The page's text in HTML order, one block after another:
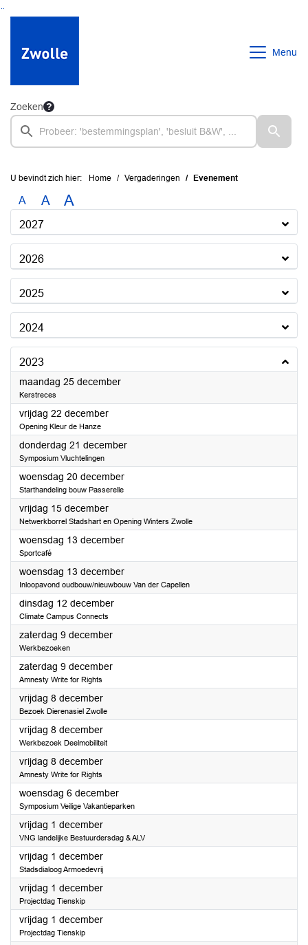
Ga naar de inhoud van deze pagina
Ga naar het zoeken
Ga naar het menu
Menu
Zoeken
U bevindt zich hier: Home Vergaderingen Evenement
A A A
2027
2026
2025
2024
2023
maandag 25 december2023
Kerstreces
vrijdag 22 december2023
Opening Kleur de Hanze
donderdag 21 december2023
Symposium Vluchtelingen
woensdag 20 december2023
Starthandeling bouw Passerelle
vrijdag 15 december2023
Netwerkborrel Stadshart en Opening Winters Zwolle
woensdag 13 december2023
Sportcafé
woensdag 13 december2023
Inloopavond oudbouw/nieuwbouw Van der Capellen
dinsdag 12 december2023
Climate Campus Connects
zaterdag 9 december2023
Werkbezoeken
zaterdag 9 december2023
Amnesty Write for Rights
vrijdag 8 december2023
Bezoek Dierenasiel Zwolle
vrijdag 8 december2023
Werkbezoek Deelmobiliteit
vrijdag 8 december2023
Amnesty Write for Rights
woensdag 6 december2023
Symposium Veilige Vakantieparken
vrijdag 1 december2023
VNG landelijke Bestuurdersdag & ALV
vrijdag 1 december2023
Stadsdialoog Armoedevrij
vrijdag 1 december2023
Projectdag Tienskip
vrijdag 1 december2023
Projectdag Tienskip